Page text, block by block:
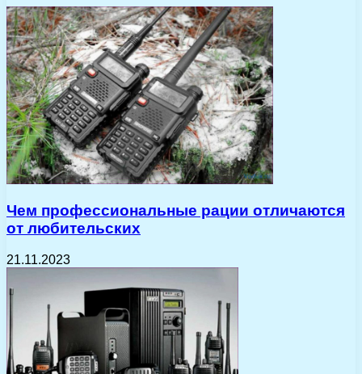
Чем профессиональные рации отличаются
от любительских
21.11.2023